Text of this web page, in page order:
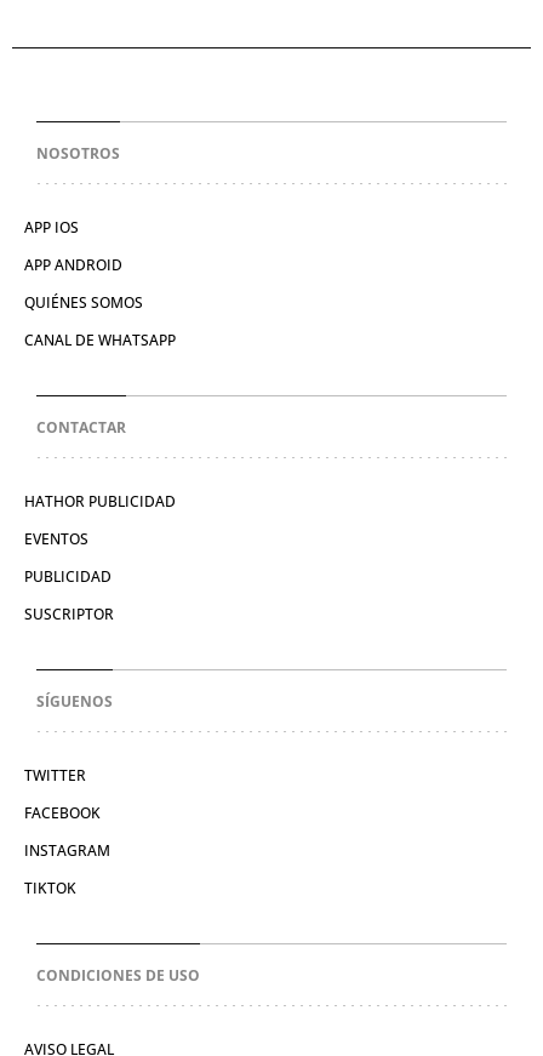
NOSOTROS
APP IOS
APP ANDROID
QUIÉNES SOMOS
CANAL DE WHATSAPP
CONTACTAR
HATHOR PUBLICIDAD
EVENTOS
PUBLICIDAD
SUSCRIPTOR
SÍGUENOS
TWITTER
FACEBOOK
INSTAGRAM
TIKTOK
CONDICIONES DE USO
AVISO LEGAL